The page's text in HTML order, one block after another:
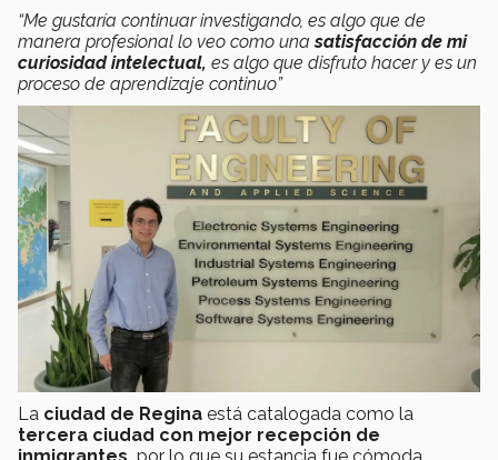
“Me gustaría continuar investigando, es algo que de
manera profesional lo veo como unasatisfacción de mi
curiosidad intelectual, es algo que disfruto hacer y es un
proceso de aprendizaje continuo”
La ciudad de Regina está catalogada como la
tercera ciudad con mejor recepción de